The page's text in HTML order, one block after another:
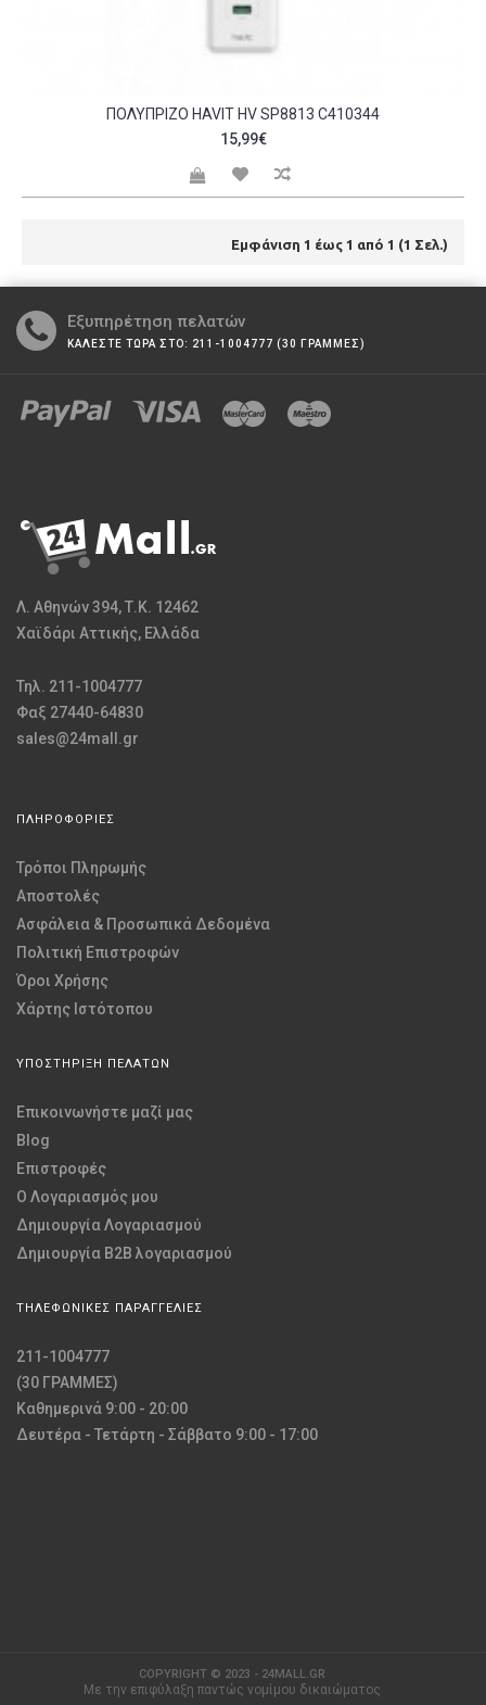
ΠΟΛΎΠΡΙΖΟ HAVIT HV SP8813 C410344
15,99€
Εμφάνιση 1 έως 1 από 1 (1 Σελ.)
Εξυπηρέτηση πελατών
ΚΑΛΕΣΤΕ ΤΩΡΑ ΣΤΟ: 211-1004777 (30 ΓΡΑΜΜΕΣ)
Λ. Αθηνών 394, Τ.Κ. 12462
Χαϊδάρι Αττικής, Ελλάδα
Τηλ. 211-1004777
Φαξ 27440-64830
sales@24mall.gr
ΠΛΗΡΟΦΟΡΙΕΣ
Τρόποι Πληρωμής
Αποστολές
Ασφάλεια & Προσωπικά Δεδομένα
Πολιτική Επιστροφών
Όροι Χρήσης
Χάρτης Ιστότοπου
ΥΠΟΣΤΗΡΙΞΗ ΠΕΛΑΤΩΝ
Επικοινωνήστε μαζί μας
Blog
Επιστροφές
O Λογαριασμός μου
Δημιουργία Λογαριασμού
Δημιουργία B2B λογαριασμού
ΤΗΛΕΦΩΝΙΚΕΣ ΠΑΡΑΓΓΕΛΙΕΣ
211-1004777
(30 ΓΡΑΜΜΕΣ)
Καθημερινά 9:00 - 20:00
Δευτέρα - Τετάρτη - Σάββατο 9:00 - 17:00
COPYRIGHT © 2023 - 24MALL.GR
Με την επιφύλαξη παντώς νομίμου δικαιώματος